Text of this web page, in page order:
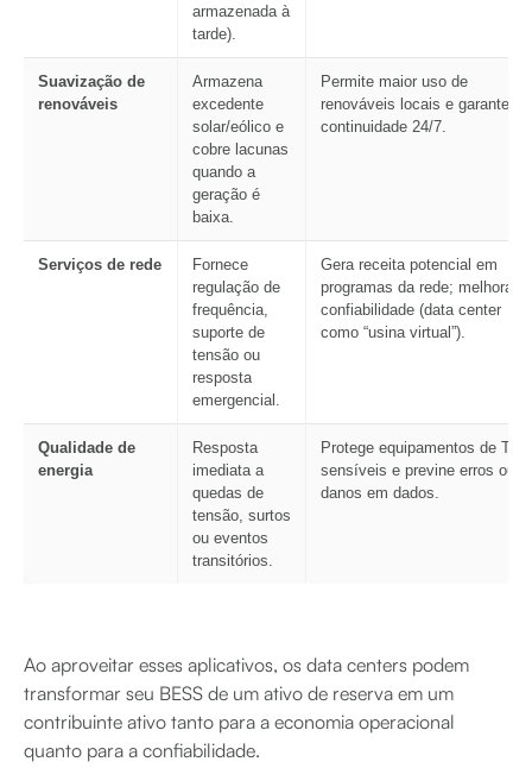
armazenada à
tarde).
Suavização de
renováveis
Armazena
excedente
solar/eólico e
cobre lacunas
quando a
geração é
baixa.
Permite maior uso de
renováveis locais e garante
continuidade 24/7.
Serviços de rede
Fornece
regulação de
frequência,
suporte de
tensão ou
resposta
emergencial.
Gera receita potencial em
programas da rede; melhora a
confiabilidade (data center
como “usina virtual”).
Qualidade de
energia
Resposta
imediata a
quedas de
tensão, surtos
ou eventos
transitórios.
Protege equipamentos de TI
sensíveis e previne erros ou
danos em dados.
Ao aproveitar esses aplicativos, os data centers podem
transformar seu BESS de um ativo de reserva em um
contribuinte ativo tanto para a economia operacional
quanto para a confiabilidade.